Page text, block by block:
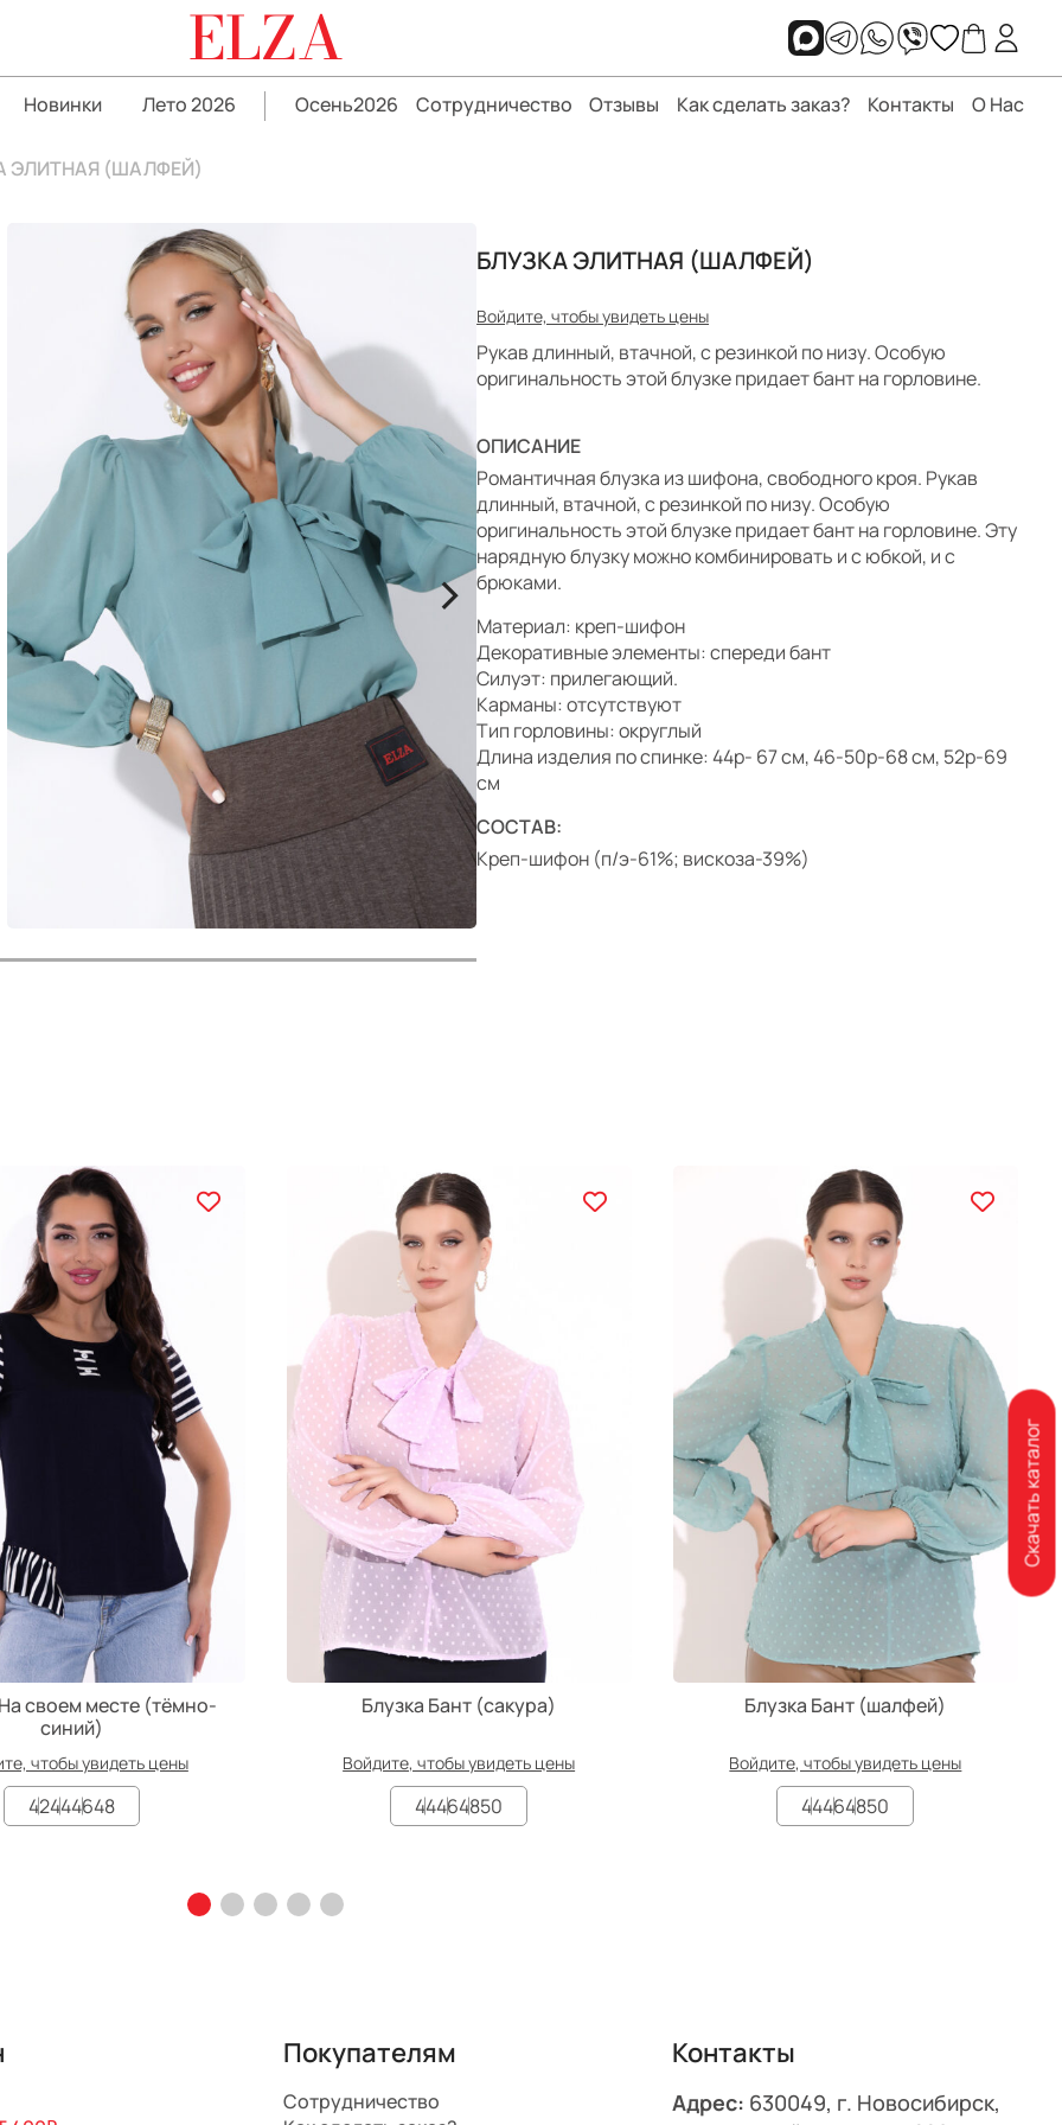
ELZA
Новинки Лето 2026 Осень2026 Сотрудничество Отзывы Как сделать заказ? Контакты О Нас
ЭЛИТНАЯ (ШАЛФЕЙ)
>
БЛУЗКА ЭЛИТНАЯ (ШАЛФЕЙ)
Войдите, чтобы увидеть цены
Рукав длинный, втачной, с резинкой по низу. Особую
оригинальность этой блузке придает бант на горловине.
ОПИСАНИЕ
Романтичная блузка из шифона, свободного кроя. Рукав
длинный, втачной, с резинкой по низу. Особую
оригинальность этой блузке придает бант на горловине. Эту
нарядную блузку можно комбинировать и с юбкой, и с
брюками.
Материал: креп-шифон
Декоративные элементы: спереди бант
Силуэт: прилегающий.
Карманы: отсутствуют
Тип горловины: округлый
Длина изделия по спинке: 44р- 67 см, 46-50р-68 см, 52р-69
см
СОСТАВ:
Креп-шифон (п/э-61%; вискоза-39%)
своем месте (тёмно-
синий)
чтобы увидеть цены
42444648
Блузка Бант (сакура)
Войдите, чтобы увидеть цены
44464850
Блузка Бант (шалфей)
Войдите, чтобы увидеть цены
44464850
Покупателям
Сотрудничество
Контакты
Адрес: 630049, г. Новосибирск,
Скачать каталог